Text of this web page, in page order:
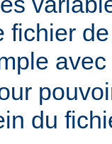
fichier
avec
du